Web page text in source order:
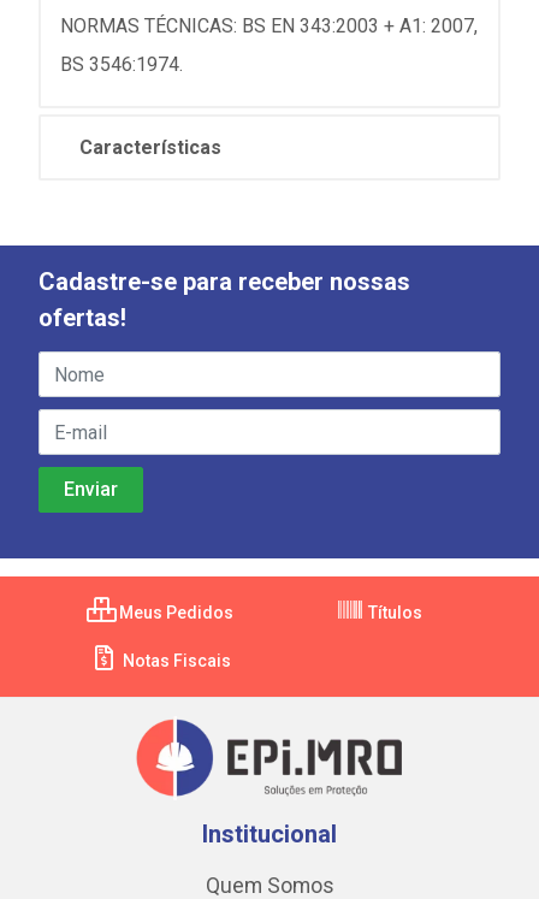
NORMAS TÉCNICAS: BS EN 343:2003 + A1: 2007,
BS 3546:1974.
Características
Cadastre-se para receber nossas
ofertas!
Meus Pedidos Títulos
Notas Fiscais
Institucional
Quem Somos